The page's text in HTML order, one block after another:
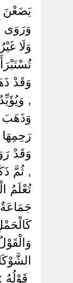
يَضَعْنَ
وَرَوَى
وَلَا
وَقَدْ
,
وَذَهَبَ
رَحِمِهَا
وَقَدْ
, ثُمَّ
تُعْلَمُ